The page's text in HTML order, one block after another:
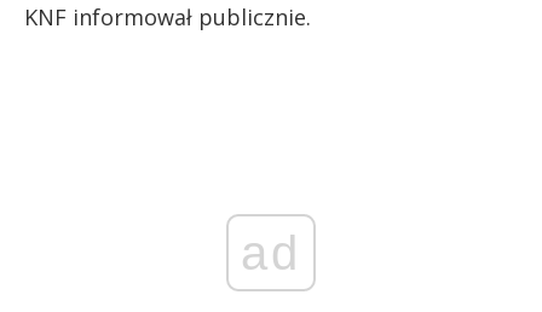
KNF informował publicznie.
ad